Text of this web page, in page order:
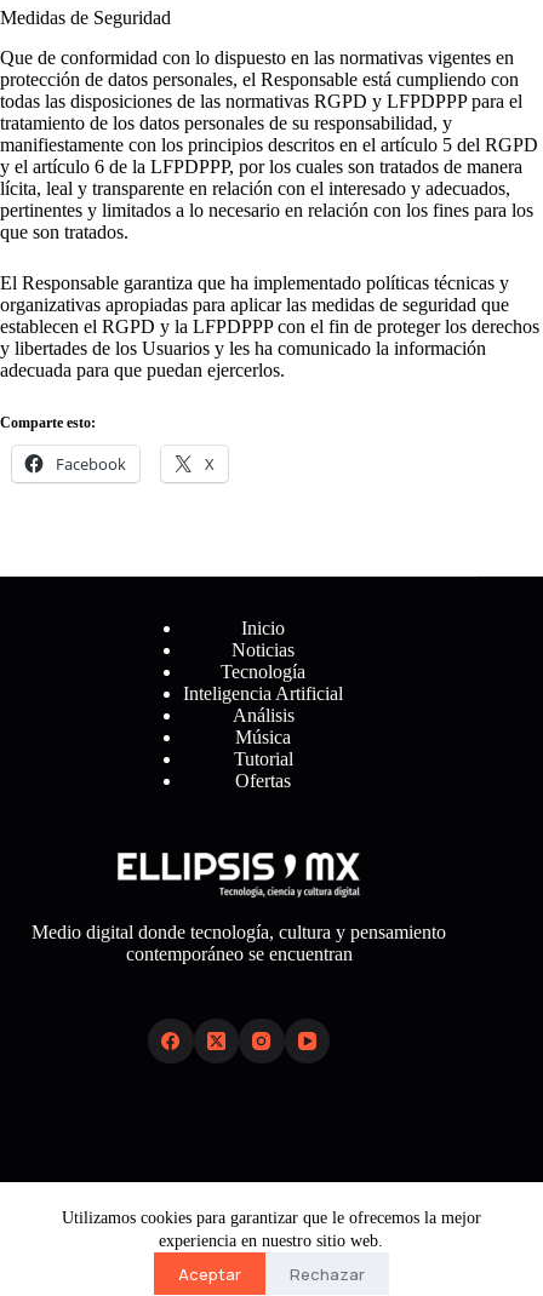
Utilizamos cookies para garantizar que le ofrecemos la mejor
experiencia en nuestro sitio web.
Aceptar Rechazar
Medidas de Seguridad
Que de conformidad con lo dispuesto en las normativas vigentes en
protección de datos personales, el Responsable está cumpliendo con
todas las disposiciones de las normativas RGPD y LFPDPPP para el
tratamiento de los datos personales de su responsabilidad, y
manifiestamente con los principios descritos en el artículo 5 del RGPD
y el artículo 6 de la LFPDPPP, por los cuales son tratados de manera
lícita, leal y transparente en relación con el interesado y adecuados,
pertinentes y limitados a lo necesario en relación con los fines para los
que son tratados.
El Responsable garantiza que ha implementado políticas técnicas y
organizativas apropiadas para aplicar las medidas de seguridad que
establecen el RGPD y la LFPDPPP con el fin de proteger los derechos
y libertades de los Usuarios y les ha comunicado la información
adecuada para que puedan ejercerlos.
Comparte esto:
Facebook X
Inicio
Noticias
Tecnología
Inteligencia Artificial
Análisis
Música
Tutorial
Ofertas
Medio digital donde tecnología, cultura y pensamiento
contemporáneo se encuentran
Aviso Legal
Política de Cookies
Contacto